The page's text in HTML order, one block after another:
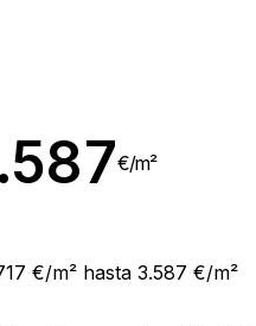
€/m²
€/m² hasta 3.587 €/m²